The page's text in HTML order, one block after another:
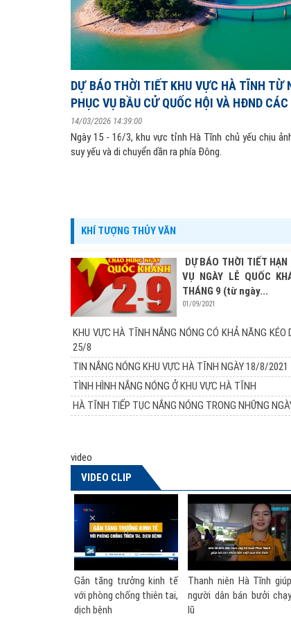
DỰ BÁO THỜI TIẾT KHU VỰC HÀ TĨNH
PHỤC VỤ BẦU CỬ QUỐC HỘI VÀ HĐND
14/03/2026 14:39:00
Ngày 15 - 16/3, khu vực tỉnh Hà Tĩnh chủ yếu chịu
suy yếu và di chuyển dần ra phía Đông.
KHÍ TƯỢNG THỦY VĂN
DỰ BÁO THỜI TIẾT HẠN
VỤ NGÀY LỄ QUỐC
THÁNG 9 (từ ngày...
01/09/2021
KHU VỰC HÀ TĨNH NẮNG NÓNG CÓ KHẢ NĂNG KÉO
25/8
TIN NẮNG NÓNG KHU VỰC HÀ TĨNH NGÀY 18/8/2021
TÌNH HÌNH NẮNG NÓNG Ở KHU VỰC HÀ TĨNH
HÀ TĨNH TIẾP TỤC NẮNG NÓNG TRONG NHỮNG
video
VIDEO CLIP
trưởng kinh tế
chống thiên tai,
Thanh niên Hà Tĩnh giúp
người dân bán bưởi chạy
lũ
Phó Thủ tướng nói về
xuất thành lập Bộ
chống thiên tai |